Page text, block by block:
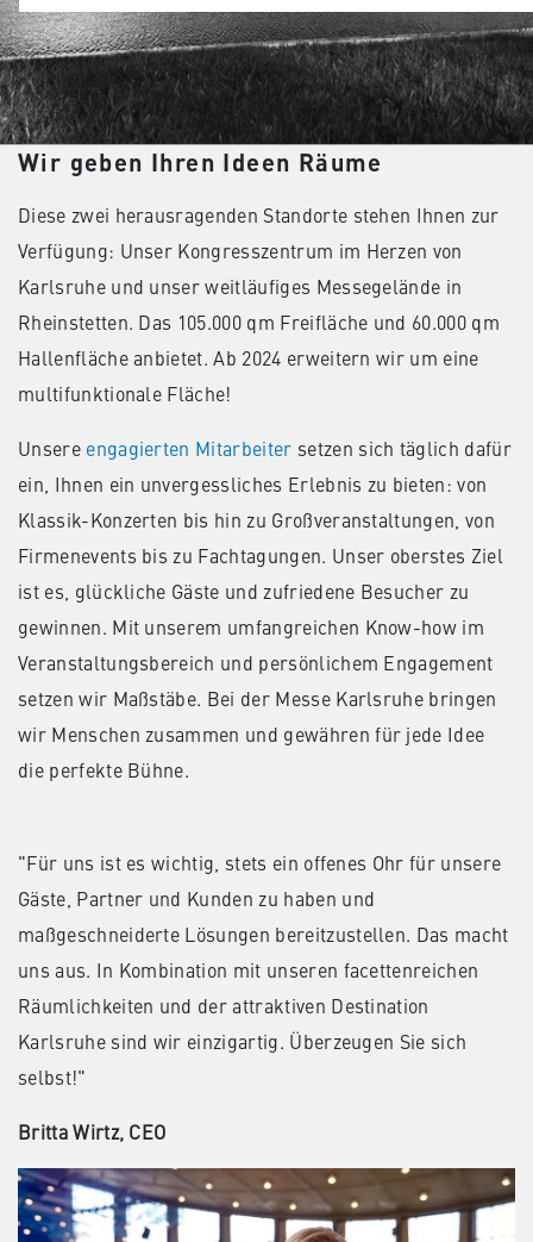
Wir geben Ihren Ideen Räume
Diese zwei herausragenden Standorte stehen Ihnen zur
Verfügung: Unser Kongresszentrum im Herzen von
Karlsruhe und unser weitläufiges Messegelände in
Rheinstetten. Das 105.000 qm Freifläche und 60.000 qm
Hallenfläche anbietet. Ab 2024 erweitern wir um eine
multifunktionale Fläche!
Unsere engagierten Mitarbeiter setzen sich täglich dafür
ein, Ihnen ein unvergessliches Erlebnis zu bieten: von
Klassik-Konzerten bis hin zu Großveranstaltungen, von
Firmenevents bis zu Fachtagungen. Unser oberstes Ziel
ist es, glückliche Gäste und zufriedene Besucher zu
gewinnen. Mit unserem umfangreichen Know-how im
Veranstaltungsbereich und persönlichem Engagement
setzen wir Maßstäbe. Bei der Messe Karlsruhe bringen
wir Menschen zusammen und gewähren für jede Idee
die perfekte Bühne.
"Für uns ist es wichtig, stets ein offenes Ohr für unsere
Gäste, Partner und Kunden zu haben und
maßgeschneiderte Lösungen bereitzustellen. Das macht
uns aus. In Kombination mit unseren facettenreichen
Räumlichkeiten und der attraktiven Destination
Karlsruhe sind wir einzigartig. Überzeugen Sie sich
selbst!"
Britta Wirtz, CEO